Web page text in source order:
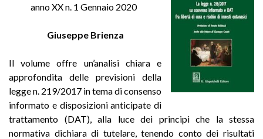
anno XX n. 1 Gennaio 2020
Giuseppe Brienza
Il volume offre un’analisi chiara e
approfondita delle previsioni della
legge n. 219/2017 in tema di consenso
informato e disposizioni anticipate di
trattamento (DAT), alla luce dei principi che la stessa
normativa dichiara di tutelare, tenendo conto dei risultati